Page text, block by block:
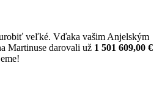
veľké. Vďaka vašim Anjelským
Martinuse darovali už 1 501 609,00 €